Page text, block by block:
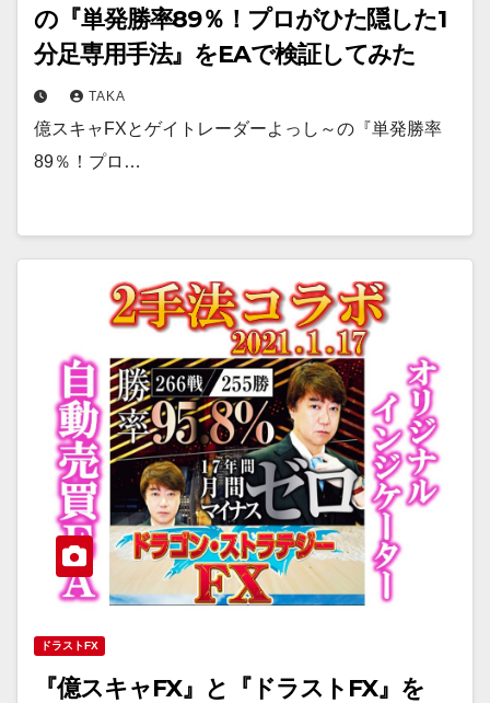
の『単発勝率89％！プロがひた隠した1
分足専用手法』をEAで検証してみた
TAKA
億スキャFXとゲイトレーダーよっし～の『単発勝率
89％！プロ…
ドラストFX
『億スキャFX』と『ドラストFX』を